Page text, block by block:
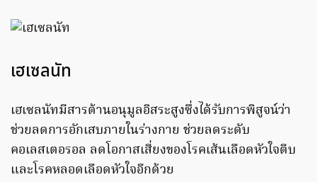
เฮเซลนัท
เฮเซลนัทมีสารต้านอนุมูลอิสระสูงซึ่งได้รับการพิสูจน์ว่า
ช่วยลดการอักเสบภายในร่างกาย ช่วยลดระดับ
คอเลสเตอรอล ลดโอกาสเสี่ยงของโรคเส้นเลือดหัวใจตีบ
และโรคหลอดเลือดหัวใจอีกด้วย